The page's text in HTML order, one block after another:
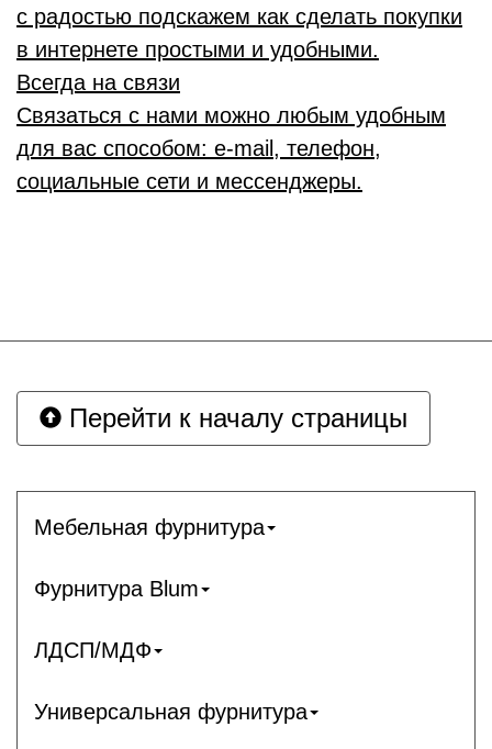
с радостью подскажем как сделать покупки
в интернете простыми и удобными.
Всегда на связи
Связаться с нами можно любым удобным
для вас способом: e-mail, телефон,
социальные сети и мессенджеры.
Перейти к началу страницы
Мебельная фурнитура
Фурнитура Blum
ЛДСП/МДФ
Универсальная фурнитура